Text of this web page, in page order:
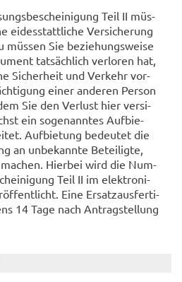
Teil II müs­
ei­des­statt­li­che Ver­si­che­rung
müs­sen Sie be­zie­hungs­wei­se
tat­säch­lich ver­lo­ren hat,
Si­cher­heit und Ver­kehr vor­
einer an­de­ren Per­son
Sie den Ver­lust hier ver­si­
ein so­ge­nann­tes Auf­bie­
Auf­bie­tung be­deu­tet die
an un­be­kann­te Be­tei­lig­te,
Hier­bei wird die Num­
Teil II im elek­tro­ni­
Eine Er­satz­aus­fer­ti­
14 Tage nach An­trag­stel­lung